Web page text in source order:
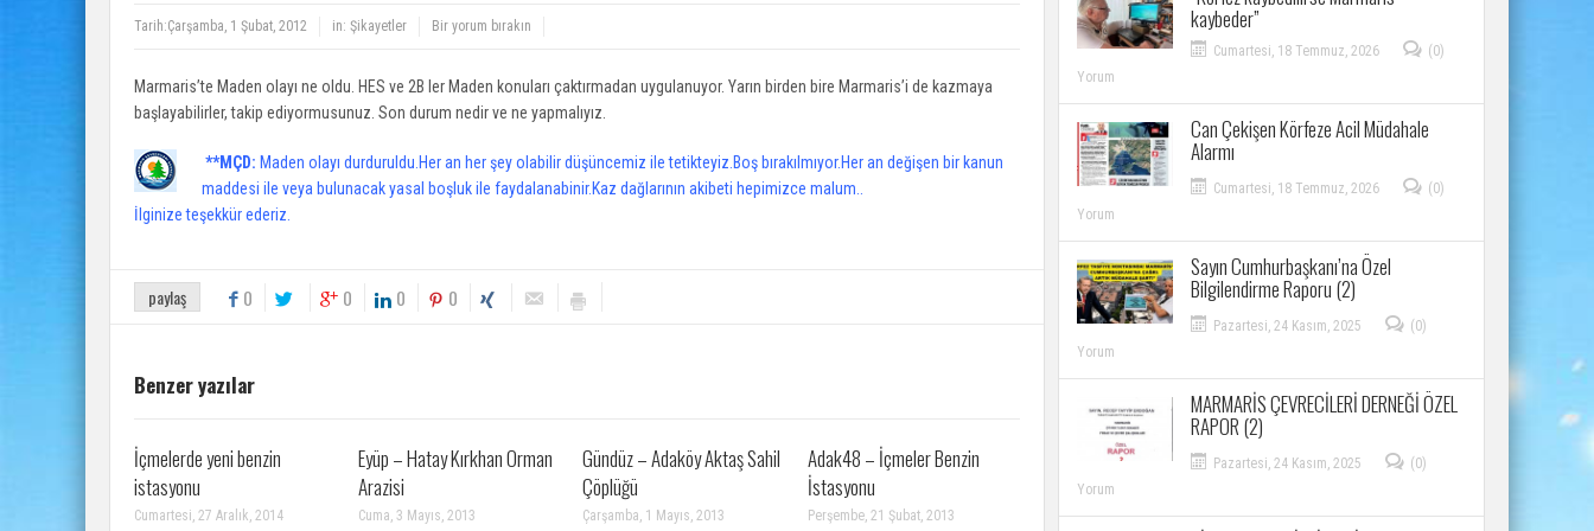
Tarih:Çarşamba, 1 Şubat, 2012 in: Şikayetler Bir yorum bırakın
Marmaris’te Maden olayı ne oldu. HES ve 2B ler Maden konuları çaktırmadan uygulanuyor. Yarın birden bire Marmaris’i de kazmaya
başlayabilirler, takip ediyormusunuz. Son durum nedir ve ne yapmalıyız.
**MÇD: Maden olayı durduruldu.Her an her şey olabilir düşüncemiz ile tetikteyiz.Boş bırakılmıyor.Her an değişen bir kanun
maddesi ile veya bulunacak yasal boşluk ile faydalanabinir.Kaz dağlarının akibeti hepimizce malum..
İlginize teşekkür ederiz.
paylaş 0 0 0 0
Benzer yazılar
İçmelerde yeni benzin
istasyonu
Cumartesi, 27 Aralık, 2014
Eyüp – Hatay Kırkhan Orman
Arazisi
Cuma, 3 Mayıs, 2013
Gündüz – Adaköy Aktaş Sahil
Çöplüğü
Çarşamba, 1 Mayıs, 2013
Adak48 – İçmeler Benzin
İstasyonu
Perşembe, 21 Şubat, 2013
kaybeder”
Cumartesi, 18 Temmuz, 2026
(0)
Yorum
Can Çekişen Körfeze Acil Müdahale
Alarmı
Cumartesi, 18 Temmuz, 2026
(0)
Yorum
Sayın Cumhurbaşkanı’na Özel
Bilgilendirme Raporu (2)
Pazartesi, 24 Kasım, 2025
(0)
Yorum
MARMARİS ÇEVRECİLERİ DERNEĞİ ÖZEL
RAPOR (2)
Pazartesi, 24 Kasım, 2025
(0)
Yorum